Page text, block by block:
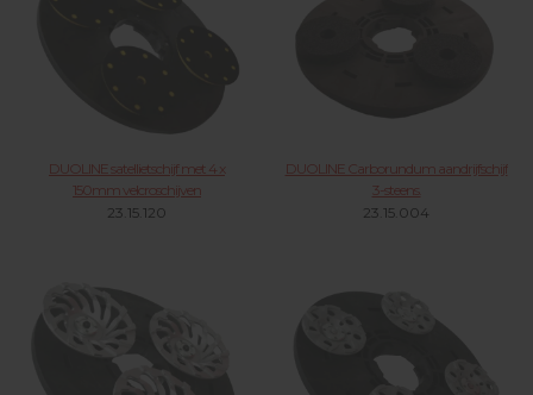
DUOLINE satellietschijf met 4 x
150mm velcroschijven
23.15.120
DUOLINE Carborundum aandrijfschijf
3-steens.
23.15.004